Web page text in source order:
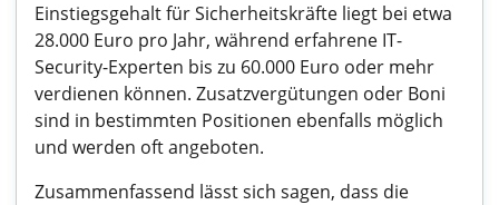
Einstiegsgehalt für Sicherheitskräfte liegt bei etwa
28.000 Euro pro Jahr, während erfahrene IT-
Security-Experten bis zu 60.000 Euro oder mehr
verdienen können. Zusatzvergütungen oder Boni
sind in bestimmten Positionen ebenfalls möglich
und werden oft angeboten.
Zusammenfassend lässt sich sagen, dass die